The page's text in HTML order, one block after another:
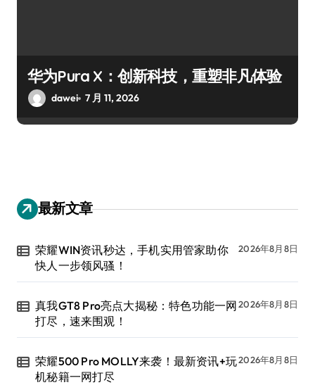
华为Pura X：创新科技，重塑非凡体验
dawei 7 月 11, 2026
最新文章
荣耀WIN资讯秒达，手机实用管家助你
快人一步领风骚！
2026年8月8日
真我GT8 Pro亮点大揭秘：特色功能一网
打尽，速来围观！
2026年8月8日
荣耀500 Pro MOLLY来袭！最新资讯+玩
机秘籍一网打尽
2026年8月8日